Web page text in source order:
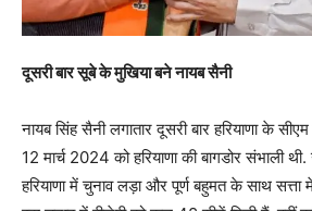
दूसरी बार सूबे के मुखिया बने नायब सैनी
नायब सिंह सैनी लगातार दूसरी बार हरियाणा के
12 मार्च 2024 को हरियाणा की बागडोर संभाली
हरियाणा में चुनाव लड़ा और पूर्ण बहुमत के साथ सत्ता